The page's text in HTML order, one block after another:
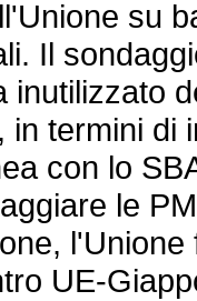
su
Il
inutilizzato
in termini
con lo
le
UE-